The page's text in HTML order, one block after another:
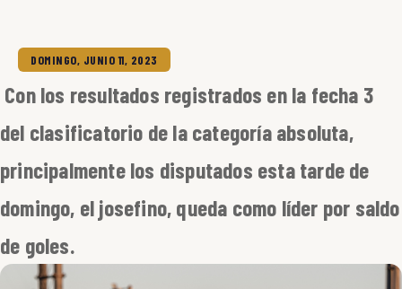
DOMINGO, JUNIO 11, 2023
Con los resultados registrados en la fecha 3
del clasificatorio de la categoría absoluta,
principalmente los disputados esta tarde de
domingo, el josefino, queda como líder por saldo
de goles.